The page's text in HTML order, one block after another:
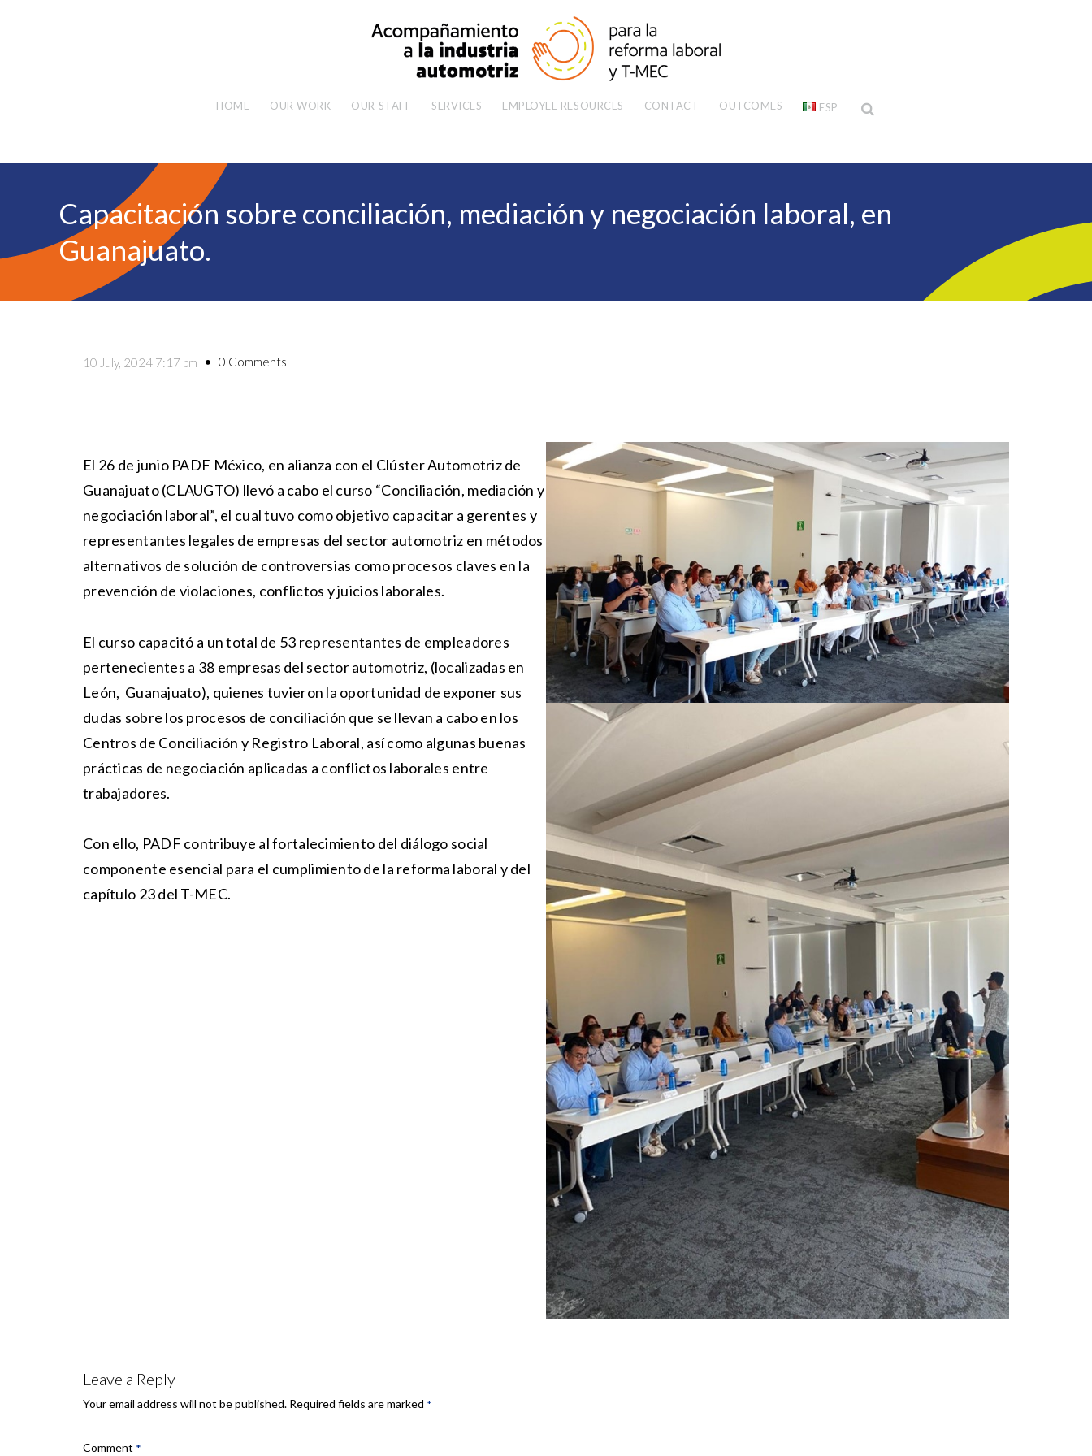
HOME OUR WORK OUR STAFF SERVICES EMPLOYEE RESOURCES CONTACT OUTCOMES ESP
Capacitación sobre conciliación, mediación y negociación laboral, en
Guanajuato.
10 July, 2024 7:17 pm 0 Comments
El 26 de junio PADF México, en alianza con el Clúster Automotriz de
Guanajuato (CLAUGTO) llevó a cabo el curso “Conciliación, mediación y
negociación laboral”, el cual tuvo como objetivo capacitar a gerentes y
representantes legales de empresas del sector automotriz en métodos
alternativos de solución de controversias como procesos claves en la
prevención de violaciones, conflictos y juicios laborales.
El curso capacitó a un total de 53 representantes de empleadores
pertenecientes a 38 empresas del sector automotriz, (localizadas en
León, Guanajuato), quienes tuvieron la oportunidad de exponer sus
dudas sobre los procesos de conciliación que se llevan a cabo en los
Centros de Conciliación y Registro Laboral, así como algunas buenas
prácticas de negociación aplicadas a conflictos laborales entre
trabajadores.
Con ello, PADF contribuye al fortalecimiento del diálogo social
componente esencial para el cumplimiento de la reforma laboral y del
capítulo 23 del T-MEC.
Leave a Reply
Your email address will not be published. Required fields are marked *
Comment *